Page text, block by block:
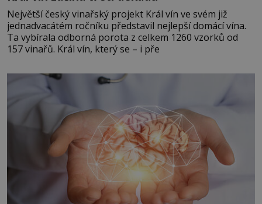
Největší český vinařský projekt Král vín ve svém již
jednadvacátém ročníku představil nejlepší domácí vína.
Ta vybírala odborná porota z celkem 1260 vzorků od
157 vinařů. Král vín, který se – i pře